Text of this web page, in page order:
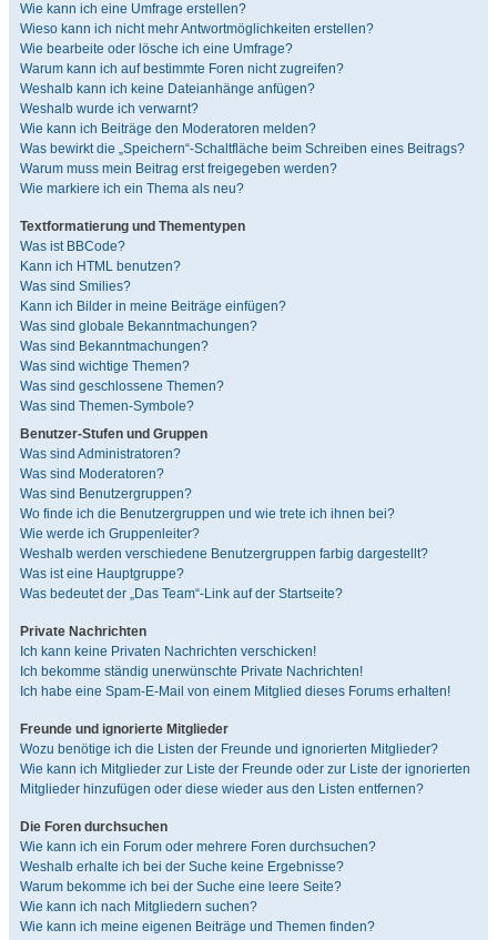
Wie kann ich eine Umfrage erstellen?
Wieso kann ich nicht mehr Antwortmöglichkeiten erstellen?
Wie bearbeite oder lösche ich eine Umfrage?
Warum kann ich auf bestimmte Foren nicht zugreifen?
Weshalb kann ich keine Dateianhänge anfügen?
Weshalb wurde ich verwarnt?
Wie kann ich Beiträge den Moderatoren melden?
Was bewirkt die „Speichern“-Schaltfläche beim Schreiben eines Beitrags?
Warum muss mein Beitrag erst freigegeben werden?
Wie markiere ich ein Thema als neu?
Textformatierung und Thementypen
Was ist BBCode?
Kann ich HTML benutzen?
Was sind Smilies?
Kann ich Bilder in meine Beiträge einfügen?
Was sind globale Bekanntmachungen?
Was sind Bekanntmachungen?
Was sind wichtige Themen?
Was sind geschlossene Themen?
Was sind Themen-Symbole?
Benutzer-Stufen und Gruppen
Was sind Administratoren?
Was sind Moderatoren?
Was sind Benutzergruppen?
Wo finde ich die Benutzergruppen und wie trete ich ihnen bei?
Wie werde ich Gruppenleiter?
Weshalb werden verschiedene Benutzergruppen farbig dargestellt?
Was ist eine Hauptgruppe?
Was bedeutet der „Das Team“-Link auf der Startseite?
Private Nachrichten
Ich kann keine Privaten Nachrichten verschicken!
Ich bekomme ständig unerwünschte Private Nachrichten!
Ich habe eine Spam-E-Mail von einem Mitglied dieses Forums erhalten!
Freunde und ignorierte Mitglieder
Wozu benötige ich die Listen der Freunde und ignorierten Mitglieder?
Wie kann ich Mitglieder zur Liste der Freunde oder zur Liste der ignorierten
Mitglieder hinzufügen oder diese wieder aus den Listen entfernen?
Die Foren durchsuchen
Wie kann ich ein Forum oder mehrere Foren durchsuchen?
Weshalb erhalte ich bei der Suche keine Ergebnisse?
Warum bekomme ich bei der Suche eine leere Seite?
Wie kann ich nach Mitgliedern suchen?
Wie kann ich meine eigenen Beiträge und Themen finden?